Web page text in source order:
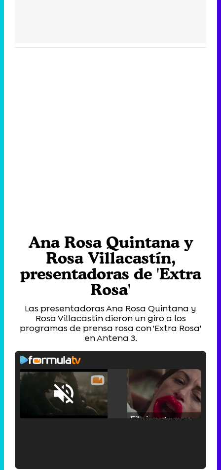
Ana Rosa Quintana y
Rosa Villacastín,
presentadoras de 'Extra
Rosa'
Las presentadoras Ana Rosa Quintana y
Rosa Villacastín dieron un giro a los
programas de prensa rosa con 'Extra Rosa'
en Antena 3.
Unmute /
Loaded :